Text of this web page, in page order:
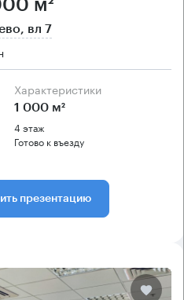
м²
вл 7
Характеристики
1 000 м²
4 этаж
Готово к въезду
презентацию